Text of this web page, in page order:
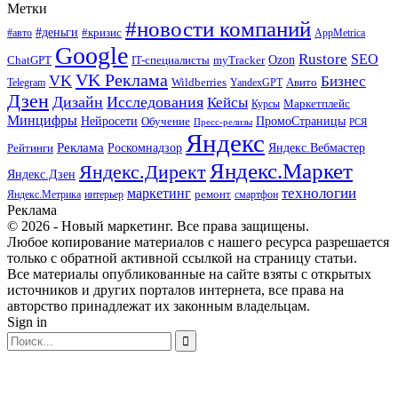
Метки
#авто #деньги #кризис #новости компаний AppMetrica
ChatGPT Google IT-специалисты myTracker Ozon Rustore SEO
Telegram VK VK Реклама Wildberries YandexGPT Авито Бизнес
Дзен Дизайн Исследования Кейсы Курсы Маркетплейс
Минцифры Нейросети Обучение Пресс-релизы ПромоСтраницы РСЯ
Рейтинги Реклама Роскомнадзор Яндекс Яндекс.Вебмастер
Яндекс.Дзен Яндекс.ДиректЯндекс.Маркет
Яндекс.Метрика интерьер маркетинг ремонт смартфон технологии
Реклама
© 2026 - Новый маркетинг. Все права защищены.
Любое копирование материалов с нашего ресурса разрешается
только с обратной активной ссылкой на страницу статьи.
Все материалы опубликованные на сайте взяты с открытых
источников и других порталов интернета, все права на
авторство принадлежат их законным владельцам.
Sign in